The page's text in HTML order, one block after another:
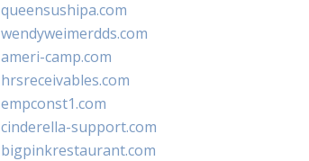
queensushipa.com
wendyweimerdds.com
ameri-camp.com
hrsreceivables.com
empconst1.com
cinderella-support.com
bigpinkrestaurant.com